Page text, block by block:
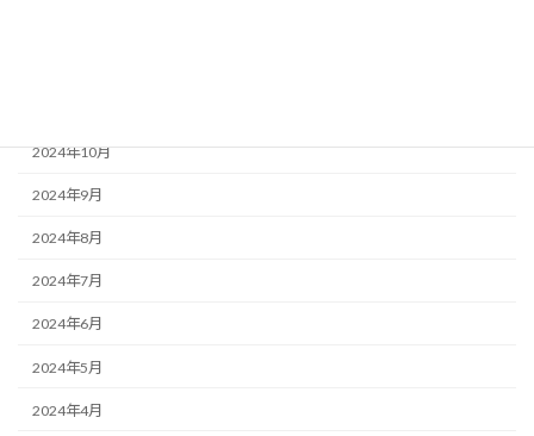
2024年10月
2024年9月
2024年8月
2024年7月
2024年6月
2024年5月
2024年4月